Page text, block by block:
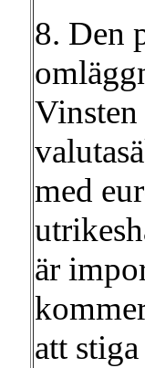
8. Den
Vinsten
med
är
att